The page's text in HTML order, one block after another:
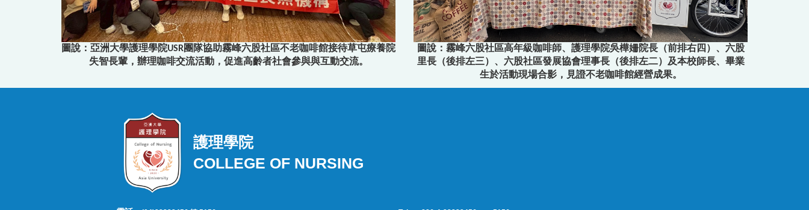
圖說：亞洲大學護理學院USR團隊協助霧峰六股社區不老咖啡館接待草屯療養院
失智長輩，辦理咖啡交流活動，促進高齡者社會參與與互動交流。
圖說：霧峰六股社區高年級咖啡師、護理學院吳樺姍院長（前排右四）、六股
里長（後排左三）、六股社區發展協會理事長（後排左二）及本校師長、畢業
生於活動現場合影，見證不老咖啡館經營成果。
護理學院
COLLEGE OF NURSING